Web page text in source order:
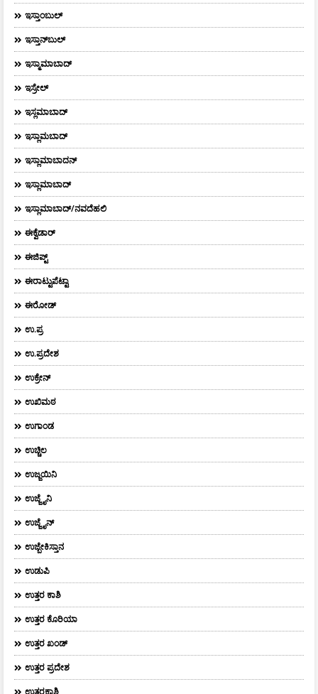
ಇಸ್ತಾಂಬುಲ್
ಇಸ್ತಾನ್‌ಬುಲ್‌
ಇಸ್ಮಾಮಾಬಾದ್
ಇಸ್ರೇಲ್
ಇಸ್ಲಮಾಬಾದ್
ಇಸ್ಲಾಮಬಾದ್
ಇಸ್ಲಾಮಾಬಾದನ್
ಇಸ್ಲಾಮಾಬಾದ್
ಇಸ್ಲಾಮಾಬಾದ್/ನವದೆಹಲಿ
ಈಕ್ವೆಡಾರ್‌
ಈಜಿಪ್ಟ್
ಈರಾಟ್ಟುಪೆಟ್ಟಾ
ಈರೋಡ್
ಉ.ಪ್ರ
ಉ.ಪ್ರದೇಶ
ಉಕ್ರೇನ್
ಉಖಿಮಠ
ಉಗಾಂಡ
ಉಚ್ಚಿಲ
ಉಜ್ಜಯಿನಿ
ಉಜ್ಜೈನಿ
ಉಜ್ಜೈನ್
ಉಜ್ಬೇಕಿಸ್ತಾನ
ಉಡುಪಿ
ಉತ್ತರ ಕಾಶಿ
ಉತ್ತರ ಕೊರಿಯಾ
ಉತ್ತರ ಖಂಡ್
ಉತ್ತರ ಪ್ರದೇಶ